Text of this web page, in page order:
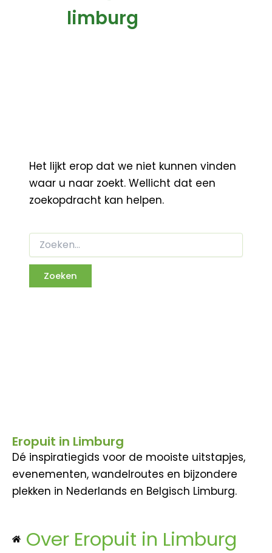
limburg
Het lijkt erop dat we niet kunnen vinden
waar u naar zoekt. Wellicht dat een
zoekopdracht kan helpen.
Eropuit in Limburg
Dé inspiratiegids voor de mooiste uitstapjes,
evenementen, wandelroutes en bijzondere
plekken in Nederlands en Belgisch Limburg.
Over Eropuit in Limburg